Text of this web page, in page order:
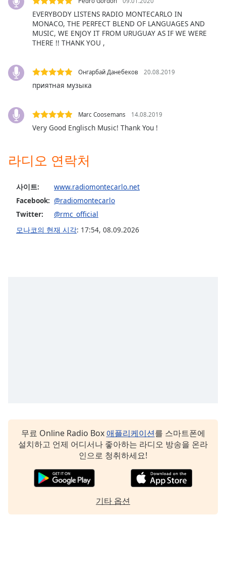
Family
Close
Modal
Dialog
dialog
window.
EVERYBODY LISTENS RADIO MONTECARLO IN
MONACO, THE PERFECT BLEND OF LANGUAGES AND
MUSIC, WE ENJOY IT FROM URUGUAY AS IF WE WERE
THERE !! THANK YOU ,
Онгарбай Данебеков 20.08.2019
приятная музыка
Marc Coosemans 14.08.2019
Very Good Englisch Music! Thank You !
라디오 연락처
사이트:
www.radiomontecarlo.net
Facebook: @radiomontecarlo
Twitter:
@rmc_official
모나코의 현재 시각: 17:54, 08.09.2026
무료 Online Radio Box 애플리케이션를 스마트폰에
설치하고 언제 어디서나 좋아하는 라디오 방송을 온라
인으로 청취하세요!
기타 옵션